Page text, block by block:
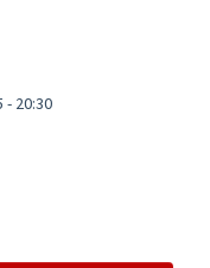
- 20:30